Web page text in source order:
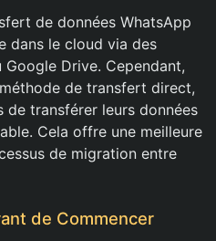
de données WhatsApp
dans le cloud via des
Drive. Cependant,
de transfert direct,
transférer leurs données
Cela offre une meilleure
de migration entre
de Commencer